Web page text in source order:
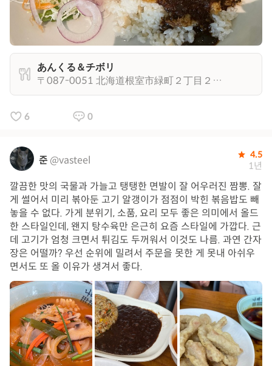
あんくる＆チボリ
〒087-0051 北海道根室市緑町２丁目２８−２８
6 0
준 @vasteel 4.5
1년
깔끔한 맛의 국물과 가늘고 탱탱한 면발이 잘 어우러진 짬뽕. 잘
게 썰어서 미리 볶아둔 고기 알갱이가 점점이 박힌 볶음밥도 빼
놓을 수 없다. 가게 분위기, 소품, 요리 모두 좋은 의미에서 올드
한 스타일인데, 왠지 탕수육만 은근히 요즘 스타일에 가깝다. 근
데 고기가 엄청 크면서 튀김도 두꺼워서 이것도 나름. 과연 간자
장은 어떨까? 우선 순위에 밀려서 주문을 못한 게 못내 아쉬우
면서도 또 올 이유가 생겨서 좋다.